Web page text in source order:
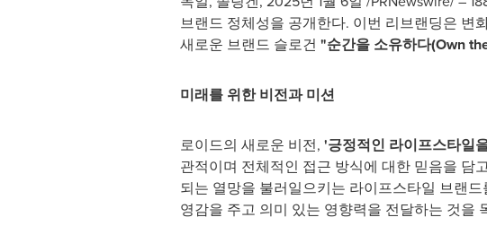
브랜드 정체성을 공개한다. 이번 리브랜딩은 변
새로운 브랜드 슬로건 "순간을 소유하다(Own
미래를 위한 비전과 미션
로이드의 새로운 비전, '긍정적인 라이프스타일
관적이며 전체적인 접근 방식에 대한 믿음을 담
되는 열망을 불러일으키는 라이프스타일 브랜
영감을 주고 의미 있는 영향력을 전달하는 것을